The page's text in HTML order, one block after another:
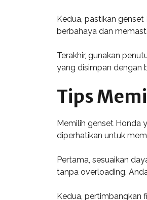
Kedua, pastikan
berbahaya dan
Terakhir, gunakan
yang disimpan dengan
Tips
Memilih genset Honda
diperhatikan untuk
Pertama, sesuaikan
tanpa overloading.
Kedua, pertimbangkan